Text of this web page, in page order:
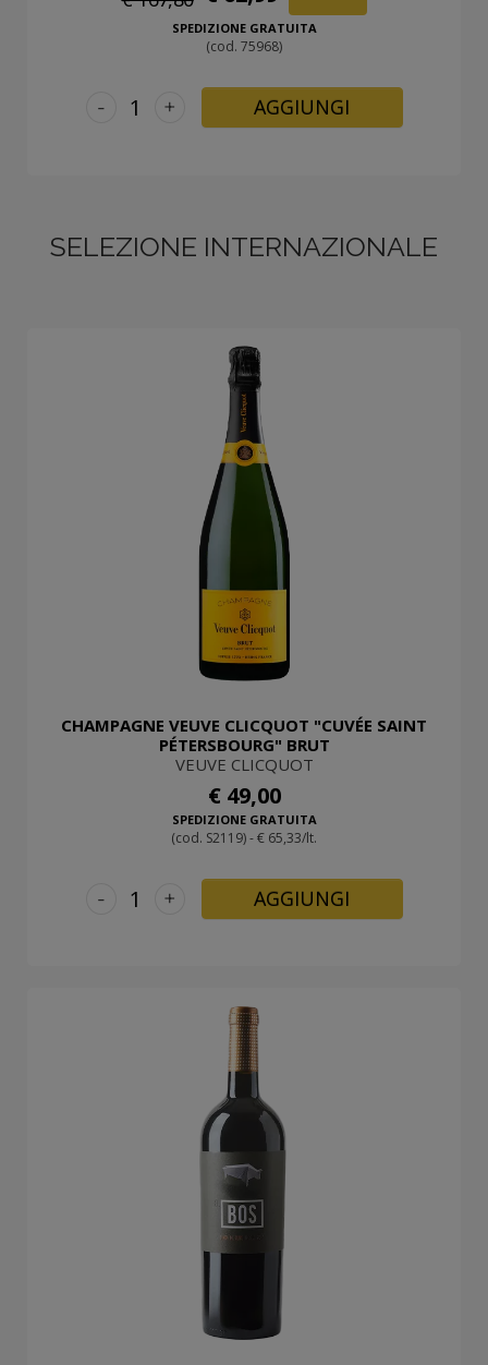
SPEDIZIONE GRATUITA
(cod. 75968)
+
- AGGIUNGI
SELEZIONE INTERNAZIONALE
CHAMPAGNE VEUVE CLICQUOT "CUVÉE SAINT
PÉTERSBOURG" BRUT
VEUVE CLICQUOT
€ 49,00
SPEDIZIONE GRATUITA
(cod. S2119) - € 65,33/lt.
+
- AGGIUNGI